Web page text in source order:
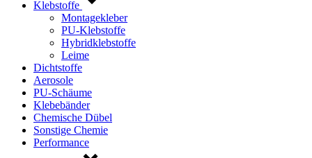
Klebstoffe
Montagekleber
PU-Klebstoffe
Hybridklebstoffe
Leime
Dichtstoffe
Aerosole
PU-Schäume
Klebebänder
Chemische Dübel
Sonstige Chemie
Performance